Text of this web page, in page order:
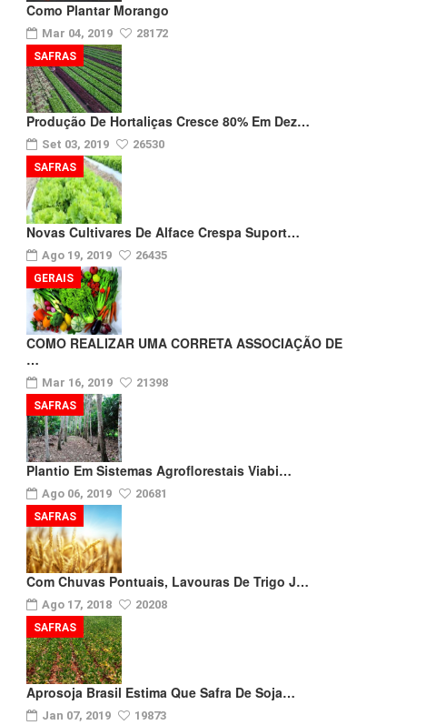
Como Plantar Morango
Mar 04, 2019 28172
Produção De Hortaliças Cresce 80% Em Dez…
Set 03, 2019 26530
SAFRAS
Novas Cultivares De Alface Crespa Suport…
Ago 19, 2019 26435
SAFRAS
COMO REALIZAR UMA CORRETA ASSOCIAÇÃO DE
…
Mar 16, 2019 21398
GERAIS
Plantio Em Sistemas Agroflorestais Viabi…
Ago 06, 2019 20681
SAFRAS
Com Chuvas Pontuais, Lavouras De Trigo J…
Ago 17, 2018 20208
SAFRAS
Aprosoja Brasil Estima Que Safra De Soja…
Jan 07, 2019 19873
SAFRAS